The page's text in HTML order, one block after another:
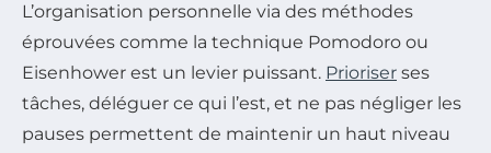
L’organisation personnelle via des méthodes
éprouvées comme la technique Pomodoro ou
Eisenhower est un levier puissant. Prioriser ses
tâches, déléguer ce qui l’est, et ne pas négliger les
pauses permettent de maintenir un haut niveau